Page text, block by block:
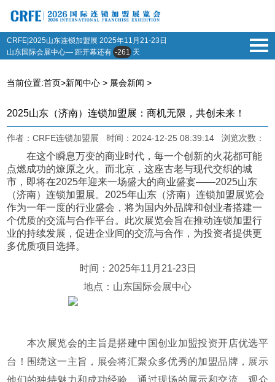
CRFE|2025山东连锁加盟展2025年11月21-23日
山东国际会展中心— 距开幕还有 -261 天
当前位置:首页>新闻中心 > 展会新闻 >
2025山东（济南）连锁加盟展：商机无限，共创未来！
作者：CRFE连锁加盟展 时间：2024-12-25 08:39:14 浏览次数：
在这个瞬息万变的商业时代，每一个创新的火花都可能
点燃成功的燎原之火。而北京，这座古老与现代交织的城
市，即将在2025年迎来一场盛大的商业盛宴——2025山东
（济南）连锁加盟展。2025年山东（济南）连锁加盟展览会
作为一年一度的行业盛会，将为国内外品牌和创业者搭建一
个优质的交流与合作平台。此次展览会旨在推动连锁加盟行
业的持续发展，促进企业间的交流与合作，为投资者提供更
多优质项目选择。
时间：2025年11月21-23日
地点：山东国际会展中心
本次展览会的主旨是搭建中国创业加盟投资开店优选平
台！围绕这一主旨，展会将汇聚众多优秀的加盟品牌，展示
他们的独特魅力和成功经验。通过现场的展示和交流，观众